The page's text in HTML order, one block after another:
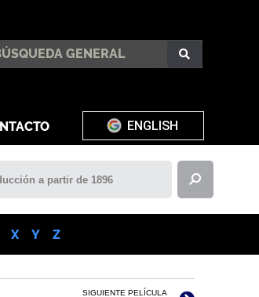
ENGLISH
X Y Z
SIGUIENTE PELÍCULA